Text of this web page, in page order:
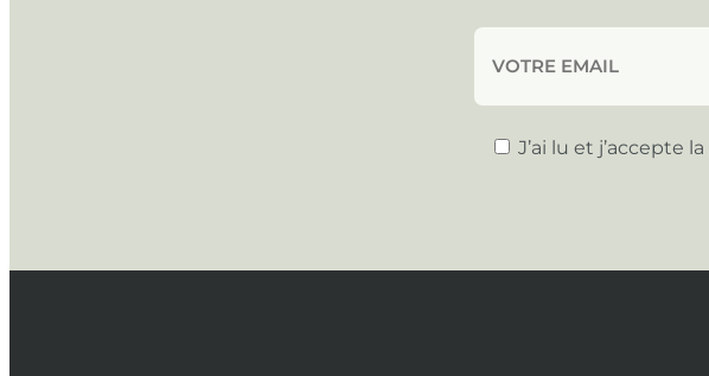
J’ai lu et j’accepte la